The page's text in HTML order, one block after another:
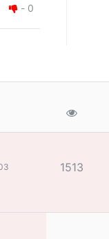
- 0
1513